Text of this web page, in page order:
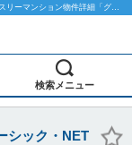
グッドステイ博多駅前エンクレスト▲【ベーシック・NET対応】のマンスリーマンション物件詳細「グッドマンスリー」
検索メニュー
シック・NET